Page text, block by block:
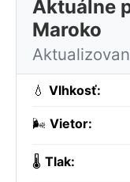
Aktuálne
Maroko
💧 Vlhkosť:
🌬️ Vietor:
🌡️ Tlak: